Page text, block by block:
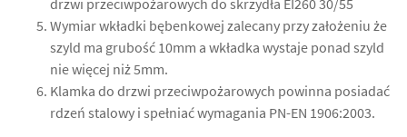
drzwi przeciwpożarowych do skrzydła EI260 30/55
Wymiar wkładki bębenkowej zalecany przy założeniu że
szyld ma grubość 10mm a wkładka wystaje ponad szyld
nie więcej niż 5mm.
Klamka do drzwi przeciwpożarowych powinna posiadać
rdzeń stalowy i spełniać wymagania PN-EN 1906:2003.